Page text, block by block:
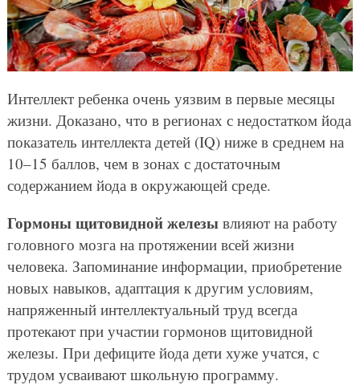
Интеллект ребенка очень уязвим в первые месяцы
жизни. Доказано, что в регионах с недостатком йода
показатель интеллекта детей (IQ) ниже в среднем на
10–15 баллов, чем в зонах с достаточным
содержанием йода в окружающей среде.
Гормоны щитовидной железывлияют на работу
головного мозга на протяжении всей жизни
человека. Запоминание информации, приобретение
новых навыков, адаптация к другим условиям,
напряженный интеллектуальный труд всегда
протекают при участии гормонов щитовидной
железы. При дефиците йода дети хуже учатся, с
трудом усваивают школьную программу.